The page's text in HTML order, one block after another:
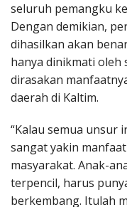
seluruh pemangku
Dengan demikian,
dihasilkan akan
hanya dinikmati
dirasakan
daerah di Kaltim.
“Kalau semua unsur
sangat yakin
masyarakat. Anak-
terpencil, harus
berkembang. Itulah